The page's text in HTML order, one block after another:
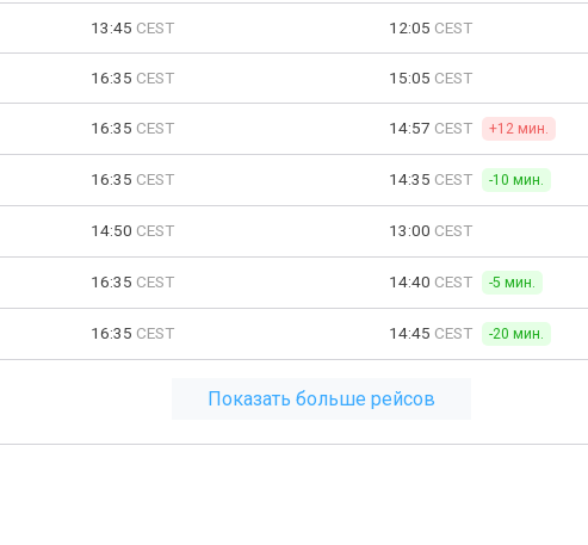
13:45 CEST 12:05 CEST
16:35 CEST 15:05 CEST
16:35 CEST 14:57 CEST +12 мин.
16:35 CEST 14:35 CEST -10 мин.
14:50 CEST 13:00 CEST
16:35 CEST 14:40 CEST -5 мин.
16:35 CEST 14:45 CEST -20 мин.
Показать больше рейсов